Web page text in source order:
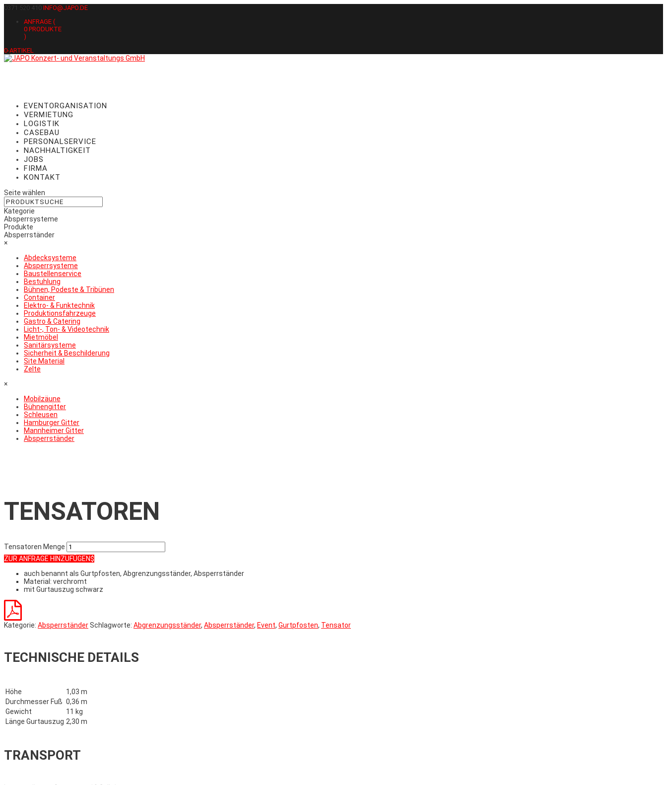
0371 520 410 INFO@JAPO.DE
ANFRAGE (
0 PRODUKTE
)
0-ARTIKEL
EVENTORGANISATION
VERMIETUNG
LOGISTIK
CASEBAU
PERSONALSERVICE
NACHHALTIGKEIT
JOBS
FIRMA
KONTAKT
Seite wählen
Kategorie
Absperrsysteme
Produkte
Absperrständer
×
Abdecksysteme
Absperrsysteme
Baustellenservice
Bestuhlung
Bühnen, Podeste & Tribünen
Container
Elektro- & Funktechnik
Produktionsfahrzeuge
Gastro & Catering
Licht-, Ton- & Videotechnik
Mietmöbel
Sanitärsysteme
Sicherheit & Beschilderung
Site Material
Zelte
×
Mobilzäune
Bühnengitter
Schleusen
Hamburger Gitter
Mannheimer Gitter
Absperrständer
TENSATOREN
Tensatoren Menge
ZUR ANFRAGE HINZUFÜGEN
auch benannt als Gurtpfosten, Abgrenzungsständer, Absperrständer
Material: verchromt
mit Gurtauszug schwarz
Kategorie: AbsperrständerSchlagworte: Abgrenzungsständer, Absperrständer, Event, Gurtpfosten, Tensator
TECHNISCHE DETAILS
Höhe
1,03 m
Durchmesser Fuß 0,36 m
Gewicht
11 kg
Länge Gurtauszug 2,30 m
TRANSPORT